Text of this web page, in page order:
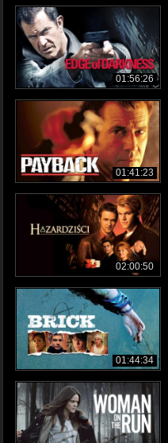
01:56:26
01:41:23
02:00:50
01:44:34